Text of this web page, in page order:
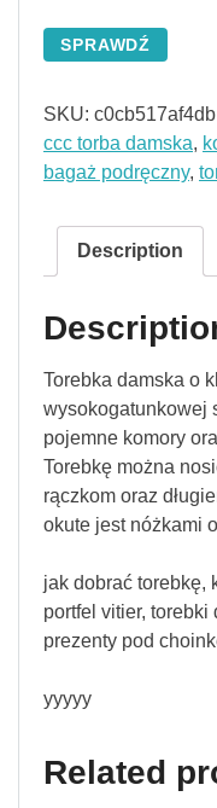
SPRAWDŹ
SKU: c0cb517af4db
ccc torba damska,
bagaż podręczny,
Description
Torebka damska o
wysokogatunkowej
pojemne komory
Torebkę można
rączkom oraz
okute jest nóżkami
jak dobrać torebkę,
portfel vitier, torebki
prezenty pod
yyyyy
Related